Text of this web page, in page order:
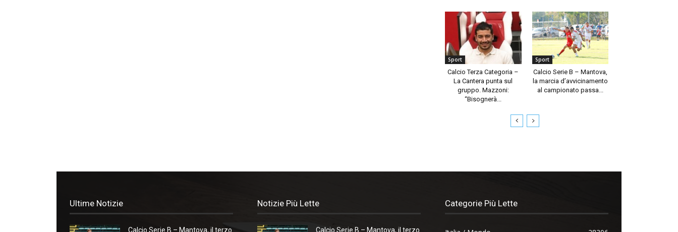
Sport
Calcio Terza Categoria –
La Cantera punta sul
gruppo. Mazzoni:
“Bisognerà...
Sport
Calcio Serie B – Mantova,
la marcia d’avvicinamento
al campionato passa...
Ultime Notizie
Calcio Serie B – Mantova, il terzo
Notizie Più Lette
Calcio Serie B – Mantova, il terzo
Categorie Più Lette